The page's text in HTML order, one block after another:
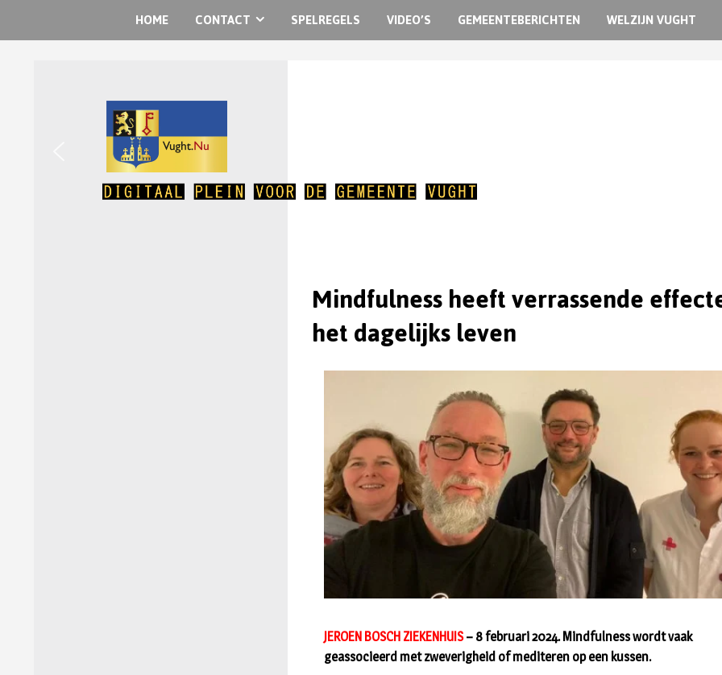
HOME CONTACT SPELREGELS VIDEO’S GEMEENTEBERICHTEN WELZIJN VUGHT
Mindfulness heeft verrassende
het dagelijks leven
JEROEN BOSCH ZIEKENHUIS– 8 februari 2024. Mindfulness wordt vaak
geassocieerd met zweverigheid of mediteren op een kussen.